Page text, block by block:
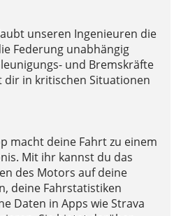
unseren Ingenieuren die
Federung unabhängig
und Bremskräfte
in kritischen Situationen
macht deine Fahrt zu einem
Mit ihr kannst du das
des Motors auf deine
deine Fahrstatistiken
Daten in Apps wie Strava